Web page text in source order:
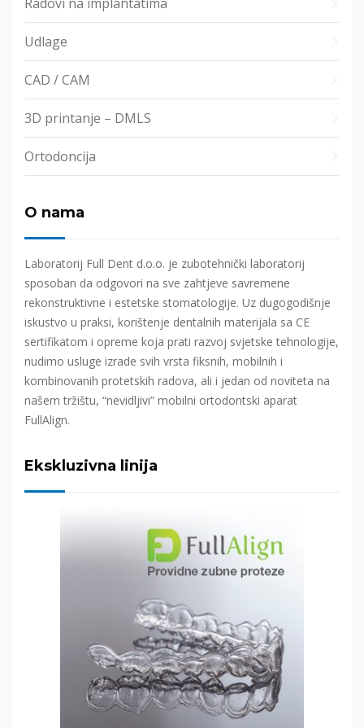
Udlage
CAD / CAM
3D printanje – DMLS
Ortodoncija
O nama
Laboratorij Full Dent d.o.o. je zubotehnički laboratorij
sposoban da odgovori na sve zahtjeve savremene
rekonstruktivne i estetske stomatologije. Uz dugogodišnje
iskustvo u praksi, korištenje dentalnih materijala sa CE
sertifikatom i opreme koja prati razvoj svjetske tehnologije,
nudimo usluge izrade svih vrsta fiksnih, mobilnih i
kombinovanih protetskih radova, ali i jedan od noviteta na
našem tržištu, “nevidljivi” mobilni ortodontski aparat
FullAlign.
Ekskluzivna linija